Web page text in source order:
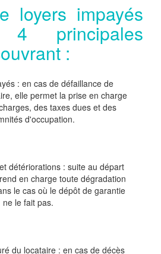
loyers impayés
4 principales
:
: en cas de défaillance de
elle permet la prise en charge
des taxes dues et des
d'occupation.
détériorations : suite au départ
en charge toute dégradation
le cas où le dépôt de garantie
ne le fait pas.
du locataire : en cas de décès